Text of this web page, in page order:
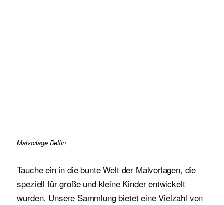
Malvorlage Delfin
Tauche ein in die bunte Welt der Malvorlagen, die
speziell für große und kleine Kinder entwickelt
wurden. Unsere Sammlung bietet eine Vielzahl von